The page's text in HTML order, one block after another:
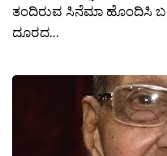
ತಂದಿರುವ ಸಿನೆಮಾ ಹೊಂದಿಸಿ
ದೂರದ...